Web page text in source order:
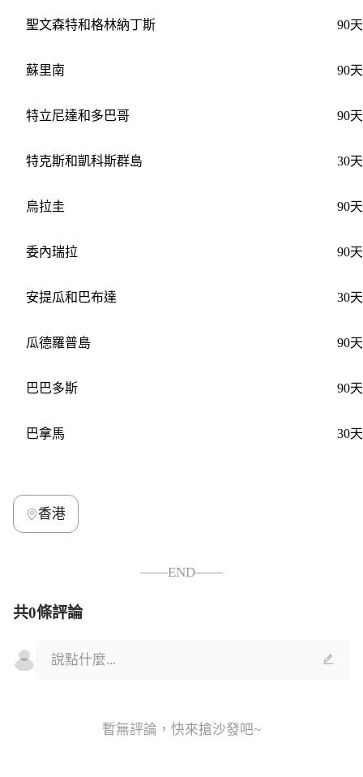
聖文森特和格林納丁斯 90天
蘇里南 90天
特立尼達和多巴哥 90天
特克斯和凱科斯群島 30天
烏拉圭 90天
委內瑞拉 90天
安提瓜和巴布達 30天
瓜德羅普島 90天
巴巴多斯 90天
巴拿馬 30天
香港
——END——
共0條評論
暫無評論，快來搶沙發吧~